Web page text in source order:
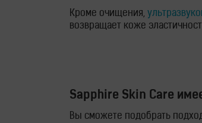
бутылки
Водородные
Кроме очищения,
возвращает коже
Sapphire Skin Care
Вы сможете подобрать